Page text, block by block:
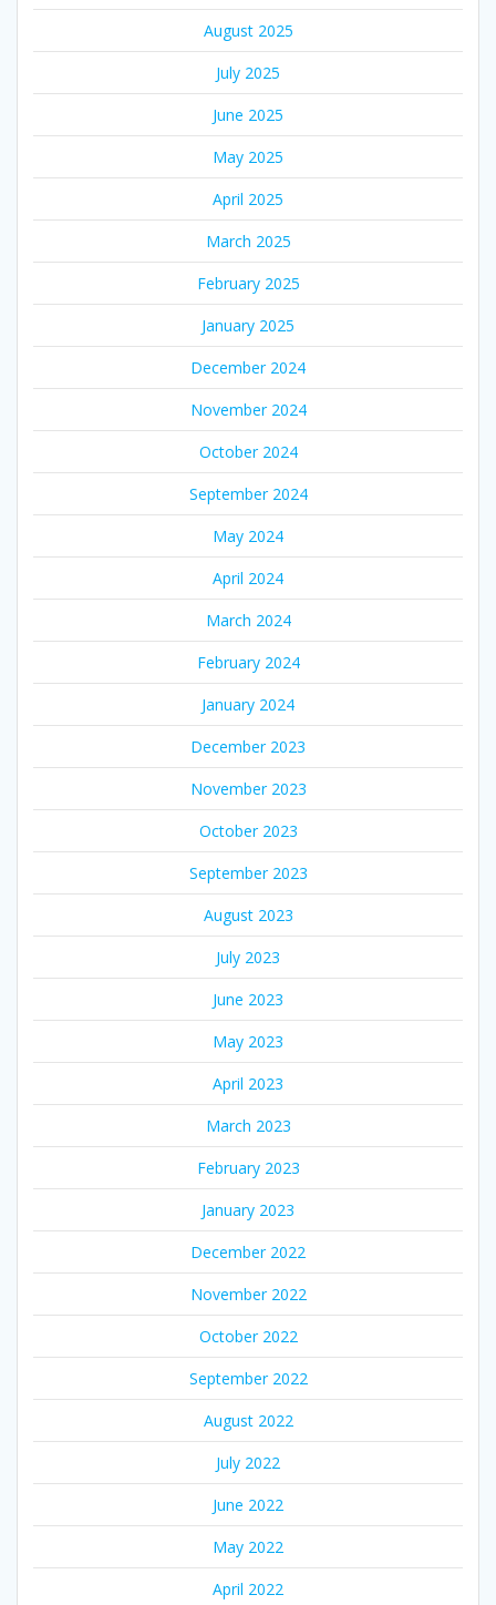
August 2025
July 2025
June 2025
May 2025
April 2025
March 2025
February 2025
January 2025
December 2024
November 2024
October 2024
September 2024
May 2024
April 2024
March 2024
February 2024
January 2024
December 2023
November 2023
October 2023
September 2023
August 2023
July 2023
June 2023
May 2023
April 2023
March 2023
February 2023
January 2023
December 2022
November 2022
October 2022
September 2022
August 2022
July 2022
June 2022
May 2022
April 2022